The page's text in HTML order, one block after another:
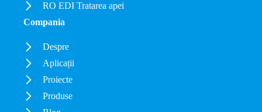
RO EDI Tratarea apei
Compania
Despre
Aplicații
Proiecte
Produse